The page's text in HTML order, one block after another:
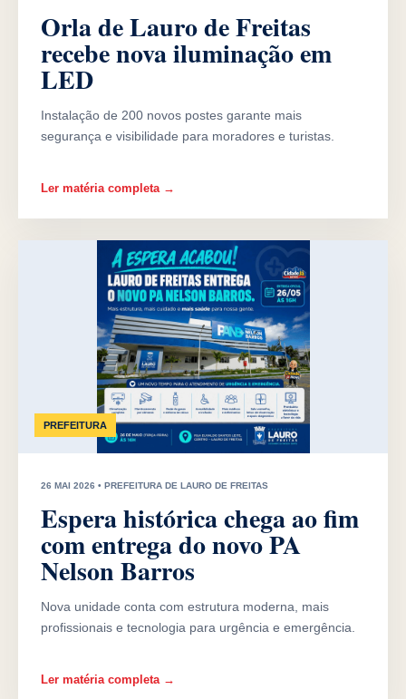
Orla de Lauro de Freitas
recebe nova iluminação em
LED
Instalação de 200 novos postes garante mais
segurança e visibilidade para moradores e turistas.
Ler matéria completa →
PREFEITURA
26 MAI 2026 • PREFEITURA DE LAURO DE FREITAS
Espera histórica chega ao fim
com entrega do novo PA
Nelson Barros
Nova unidade conta com estrutura moderna, mais
profissionais e tecnologia para urgência e emergência.
Ler matéria completa →